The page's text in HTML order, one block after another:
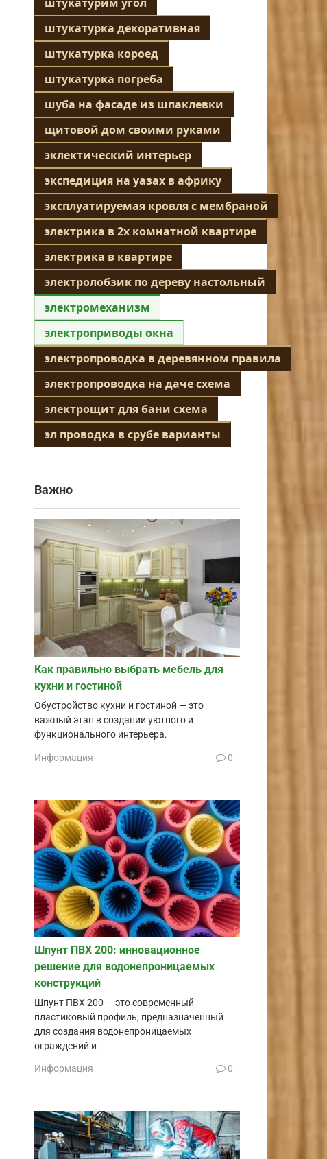
штукатурка декоративная
штукатурка короед
штукатурка погреба
шуба на фасаде из шпаклевки
щитовой дом своими руками
эклектический интерьер
экспедиция на уазах в африку
эксплуатируемая кровля с мембраной
электрика в 2х комнатной квартире
электрика в квартире
электролобзик по дереву настольный
электромеханизм
электроприводы окна
электропроводка в деревянном правила
электропроводка на даче схема
электрощит для бани схема
эл проводка в срубе варианты
Важно
Как правильно выбрать мебель для
кухни и гостиной
Обустройство кухни и гостиной — это
важный этап в создании уютного и
функционального интерьера.
Информация 0
Шпунт ПВХ 200: инновационное
решение для водонепроницаемых
конструкций
Шпунт ПВХ 200 — это современный
пластиковый профиль, предназначенный
для создания водонепроницаемых
ограждений и
Информация 0